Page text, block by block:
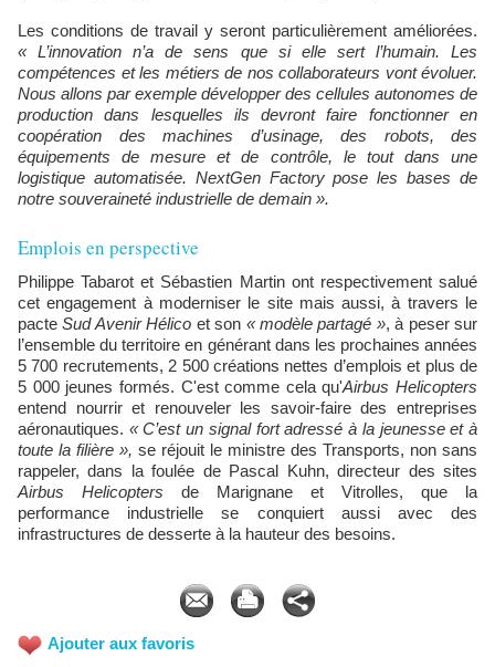
Les conditions de travail y seront particulièrement améliorées.
« L’innovation n’a de sens que si elle sert l’humain. Les
compétences et les métiers de nos collaborateurs vont évoluer.
Nous allons par exemple développer des cellules autonomes de
production dans lesquelles ils devront faire fonctionner en
coopération des machines d’usinage, des robots, des
équipements de mesure et de contrôle, le tout dans une
logistique automatisée. NextGen Factory pose les bases de
notre souveraineté industrielle de demain ».
Emplois en perspective
Philippe Tabarot et Sébastien Martin ont respectivement salué
cet engagement à moderniser le site mais aussi, à travers le
pacteSud Avenir Hélico et son « modèle partagé », à peser sur
l’ensemble du territoire en générant dans les prochaines années
5 700 recrutements, 2 500 créations nettes d’emplois et plus de
5 000 jeunes formés. C'est comme cela qu'Airbus Helicopters
entend nourrir et renouveler les savoir-faire des entreprises
aéronautiques. « C’est un signal fort adressé à la jeunesse et à
toute la filière », se réjouit le ministre des Transports, non sans
rappeler, dans la foulée de Pascal Kuhn, directeur des sites
Airbus Helicopters de Marignane et Vitrolles, que la
performance industrielle se conquiert aussi avec des
infrastructures de desserte à la hauteur des besoins.
Ajouter aux favoris